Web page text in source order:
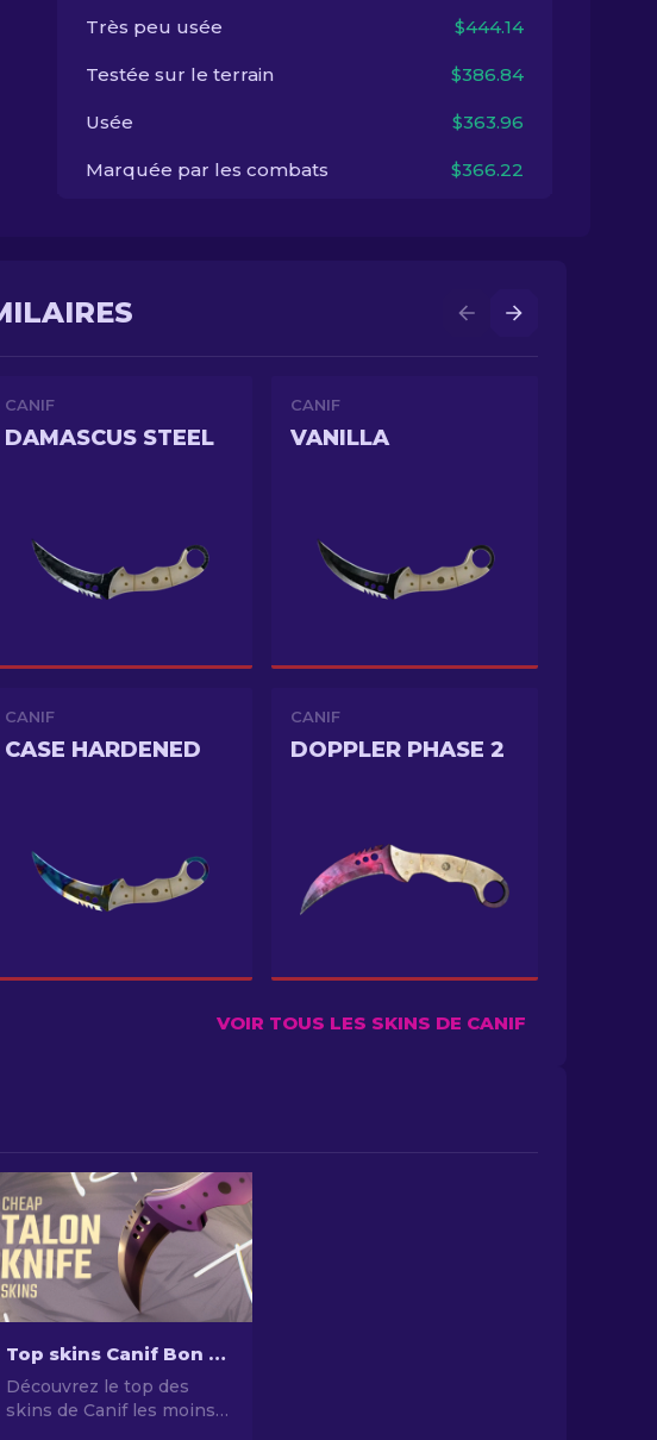
Très peu usée $444.14
Testée sur le terrain $386.84
Usée $363.96
Marquée par les combats $366.22
CANIF
DAMASCUS STEEL
CANIF
VANILLA
CANIF
CASE HARDENED
CANIF
DOPPLER PHASE 2
VOIR TOUS LES SKINS DE CANIF
Top skins Canif Bon Marché dans CS2 [2026]
Découvrez le top des
skins de Canif les moins